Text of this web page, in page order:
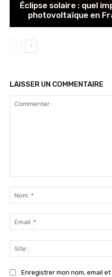
Éclipse solaire : quel
photovoltaïque en
LAISSER UN COMMENTAIRE
Enregistrer mon nom, email